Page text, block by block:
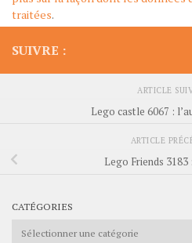
traitées.
SUIVRE :
ARTICLE
Lego castle 6067 :
ARTICLE
Lego Friends
CATÉGORIES
Catégories